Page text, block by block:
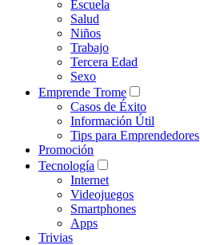
Escuela
Salud
Niños
Trabajo
Tercera Edad
Sexo
Emprende Trome
Casos de Éxito
Información Útil
Tips para Emprendedores
Promoción
Tecnología
Internet
Videojuegos
Smartphones
Apps
Trivias